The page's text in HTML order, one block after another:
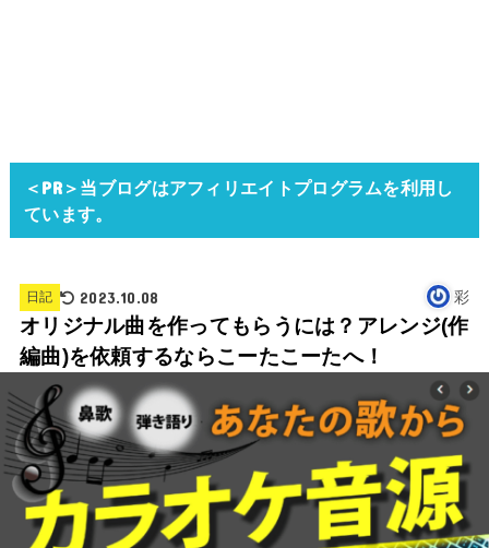
＜PR＞当ブログはアフィリエイトプログラムを利用し
ています。
日記 2023.10.08 彩
オリジナル曲を作ってもらうには？アレンジ(作
編曲)を依頼するならこーたこーたへ！